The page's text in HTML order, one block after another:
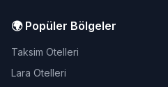
🌍 Popüler Bölgeler
Taksim Otelleri
Lara Otelleri